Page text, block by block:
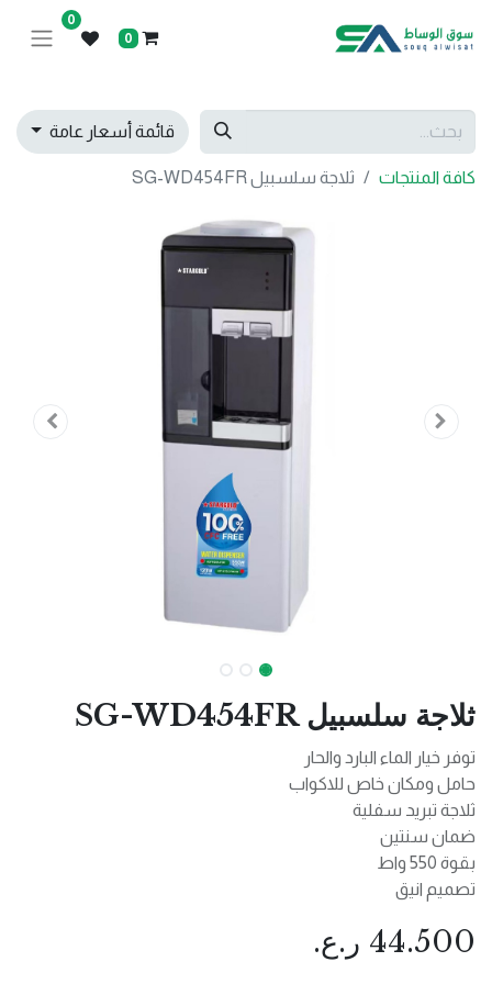
0
0
قائمة أسعار عامة
كافة المنتجات ثلاجة سلسبيل SG-WD454FR
ثلاجة سلسبيل SG-WD454FR
توفر خيار الماء البارد والحار
حامل ومكان خاص للاكواب
ثلاجة تبريد سفلية
ضمان سنتين
بقوة 550 واط
تصميم انيق
44.500 ر.ع.